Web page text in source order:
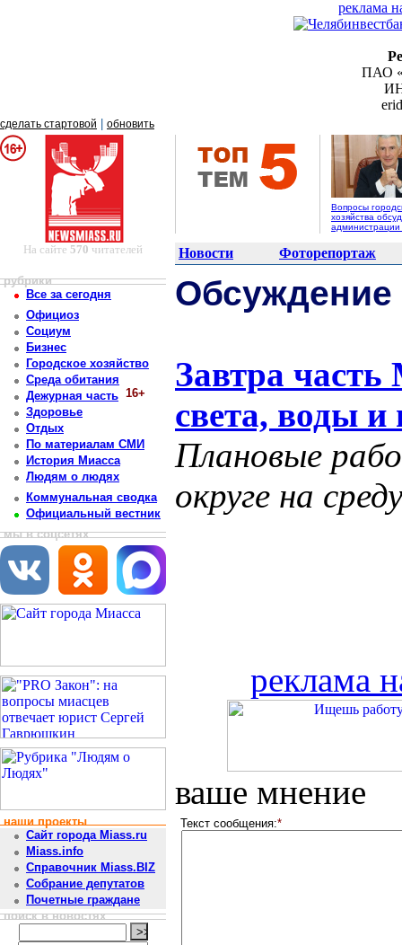
реклама
ПАО
сделать стартовой обновить
Вопросы
хозяйства
На сайте 570 читателей Новости Фоторепортаж
рубрики
Все за сегодня
Официоз
Социум
Бизнес
Городское хозяйство
Среда обитания
Дежурная часть 16+
Здоровье
Отдых
По материалам СМИ
История Миасса
Людям о людях
Коммунальная сводка
Официальный вестник
мы в соцсетях
наши проекты
Сайт города Miass.ru
Miass.info
Справочник Miass.BIZ
Собрание депутатов
Почетные граждане
поиск в новостях
Завтра часть
света, воды и
Плановые
округе на
реклама
ваше мнение
Текст сообщения:*